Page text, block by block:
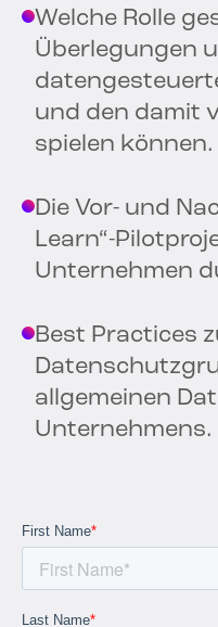
Welche Rolle
Überlegungen
und den damit
spielen können.
Die Vor- und
Learn“-
Unternehmen
Best Practices
allgemeinen
Unternehmens.